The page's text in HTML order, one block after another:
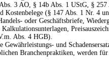
3 AO, § 14b Abs. 1 UStG, §
Kostenbelege (§ 147 Abs. 1 Nr.
oder Geschäftsbriefe,
Abs. 4 HGB).
und
Branchenpraktiken, werden